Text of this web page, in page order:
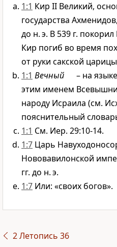
1:1 Кир II Великий,
государства
до н. э. В 539 г.
Кир погиб во время
от руки сакской
1:1 Вечный – на языке
этим именем
народу Исраила (см.
пояснительный
1:1 См. Иер. 29:10-14.
1:7 Царь
Нововавилонской
гг. до н. э.
1:7 Или: «своих богов».
2 Летопись 36